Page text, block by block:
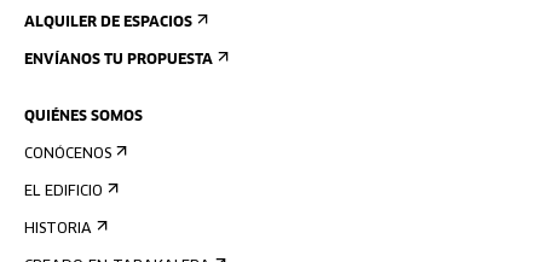
ALQUILER DE ESPACIOS
ENVÍANOS TU PROPUESTA
QUIÉNES SOMOS
CONÓCENOS
EL EDIFICIO
HISTORIA